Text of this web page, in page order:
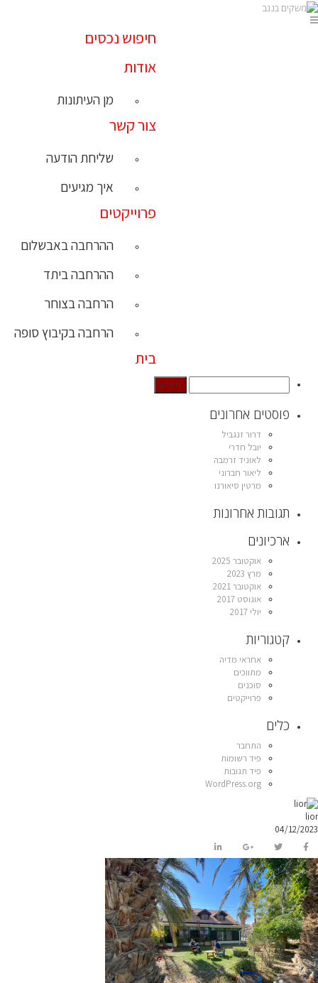
חיפוש נכסים
אודות
מן העיתונות
צור קשר
שליחת הודעה
איך מגיעים
פרוייקטים
ההרחבה באבשלום
ההרחבה ביתד
הרחבה בצוחר
הרחבה בקיבוץ סופה
בית
פוסטים אחרונים
דרור זנגביל
יובל חדרי
לאוניד זרמבה
ליאור חברוני
מרטין סיאורנו
תגובות אחרונות
ארכיונים
אוקטובר 2025
מרץ 2023
אוקטובר 2021
אוגוסט 2017
יולי 2017
קטגוריות
אחראי מדיה
מתווכים
סוכנים
פרוייקטים
כלים
התחבר
פיד רשומות
פיד תגובות
WordPress.org
lior
04/12/2023